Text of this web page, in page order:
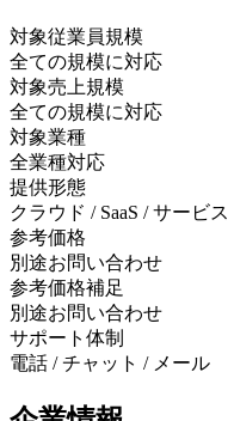
対象従業員規模
全ての規模に対応
対象売上規模
全ての規模に対応
対象業種
全業種対応
提供形態
クラウド / SaaS / サービス
参考価格
別途お問い合わせ
参考価格補足
別途お問い合わせ
サポート体制
電話 / チャット / メール